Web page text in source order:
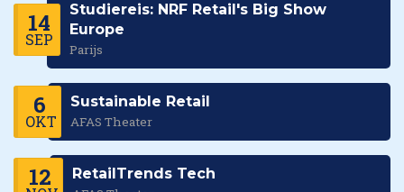
14
SEP
Studiereis: NRF Retail's Big Show
Europe
Parijs
6
OKT
Sustainable Retail
AFAS Theater
12 RetailTrends Tech